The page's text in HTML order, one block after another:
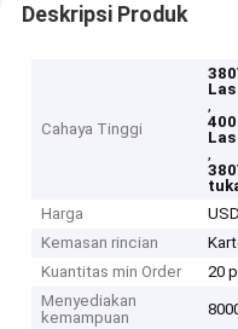
Deskripsi Produk
Cahaya Tinggi
Las
,
Las
,
Harga
Kemasan rincian
Kuantitas min Order
20
Menyediakan
kemampuan